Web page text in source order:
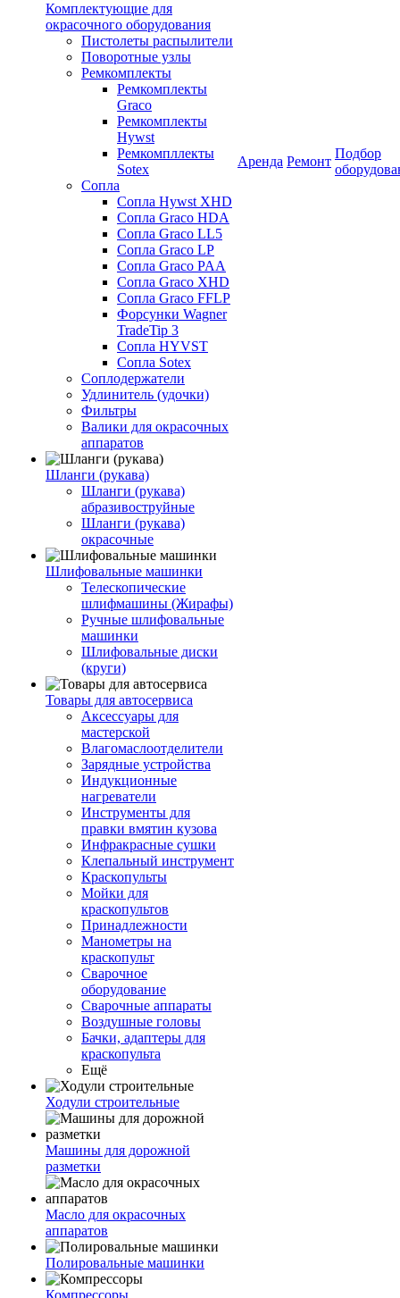
Комплектующие для
окрасочного оборудования
Пистолеты распылители
Поворотные узлы
Ремкомплекты
Ремкомплекты
Graco
Ремкомплекты
Hywst
Ремкомпллекты
Sotex
Сопла
Сопла Hywst XHD
Сопла Graco HDA
Сопла Graco LL5
Сопла Graco LP
Сопла Graco PAA
Сопла Graco XHD
Сопла Graco FFLP
Форсунки Wagner
TradeTip 3
Сопла HYVST
Сопла Sotex
Соплодержатели
Удлинитель (удочки)
Фильтры
Валики для окрасочных
аппаратов
Шланги (рукава)
Шланги (рукава)
абразивоструйные
Шланги (рукава)
окрасочные
Шлифовальные машинки
Телескопические
шлифмашины (Жирафы)
Ручные шлифовальные
машинки
Шлифовальные диски
(круги)
Товары для автосервиса
Аксессуары для
мастерской
Влагомаслоотделители
Зарядные устройства
Индукционные
нагреватели
Инструменты для
правки вмятин кузова
Инфракрасные сушки
Клепальный инструмент
Краскопульты
Мойки для
краскопультов
Принадлежности
Манометры на
краскопульт
Сварочное
оборудование
Сварочные аппараты
Воздушные головы
Бачки, адаптеры для
краскопульта
Ещё
Ходули строительные
Машины для дорожной
разметки
Масло для окрасочных
аппаратов
Полировальные машинки
Компрессоры
Аренда Ремонт
Подбор